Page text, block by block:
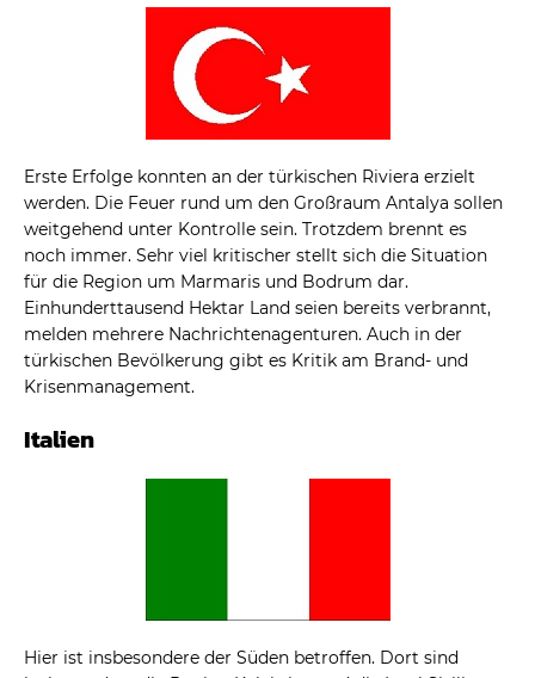
Erste Erfolge konnten an der türkischen Riviera erzielt
werden. Die Feuer rund um den Großraum Antalya sollen
weitgehend unter Kontrolle sein. Trotzdem brennt es
noch immer. Sehr viel kritischer stellt sich die Situation
für die Region um Marmaris und Bodrum dar.
Einhunderttausend Hektar Land seien bereits verbrannt,
melden mehrere Nachrichtenagenturen. Auch in der
türkischen Bevölkerung gibt es Kritik am Brand- und
Krisenmanagement.
Italien
Hier ist insbesondere der Süden betroffen. Dort sind